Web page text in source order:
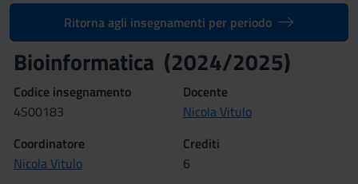
Ritorna agli insegnamenti per periodo
Bioinformatica (2024/2025)
Codice insegnamento
4S00183
Docente
Nicola Vitulo
Coordinatore
Nicola Vitulo
Crediti
6